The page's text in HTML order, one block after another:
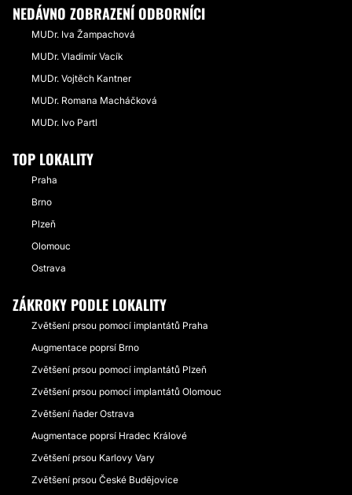
NEDÁVNO ZOBRAZENÍ ODBORNÍCI
MUDr. Iva Žampachová
MUDr. Vladimír Vacík
MUDr. Vojtěch Kantner
MUDr. Romana Macháčková
MUDr. Ivo Partl
TOP LOKALITY
Praha
Brno
Plzeň
Olomouc
Ostrava
ZÁKROKY PODLE LOKALITY
Zvětšení prsou pomocí implantátů Praha
Augmentace poprsí Brno
Zvětšení prsou pomocí implantátů Plzeň
Zvětšení prsou pomocí implantátů Olomouc
Zvětšení ňader Ostrava
Augmentace poprsí Hradec Králové
Zvětšení prsou Karlovy Vary
Zvětšení prsou České Budějovice